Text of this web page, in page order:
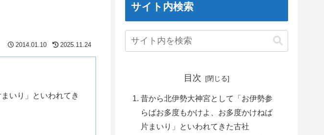
2014.01.10 2025.11.24
いり」といわれてき
サイト内検索
目次
昔から北伊勢大神宮として「お伊勢参
らばお多度もかけよ、お多度かけねば
片まいり」といわれてきた古社